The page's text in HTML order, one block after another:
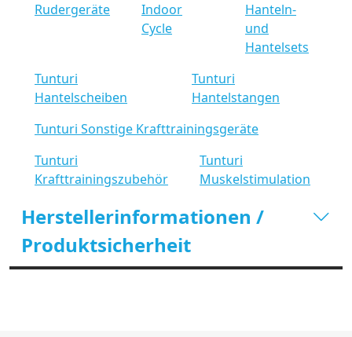
Rudergeräte
Indoor
Cycle
Hanteln-
und
Hantelsets
Tunturi
Hantelscheiben
Tunturi
Hantelstangen
Tunturi Sonstige Krafttrainingsgeräte
Tunturi
Krafttrainingszubehör
Tunturi
Muskelstimulation
Herstellerinformationen /
Produktsicherheit